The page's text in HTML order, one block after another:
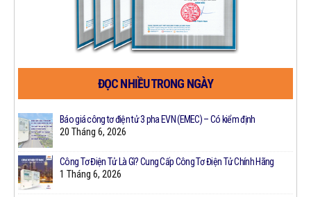
ĐỌC NHIỀU TRONG NGÀY
Báo giá công tơ điện tử 3 pha EVN (EMEC) – Có kiểm định
20 Tháng 6, 2026
Công Tơ Điện Tử Là Gì? Cung Cấp Công Tơ Điện Tử Chính Hãng
1 Tháng 6, 2026